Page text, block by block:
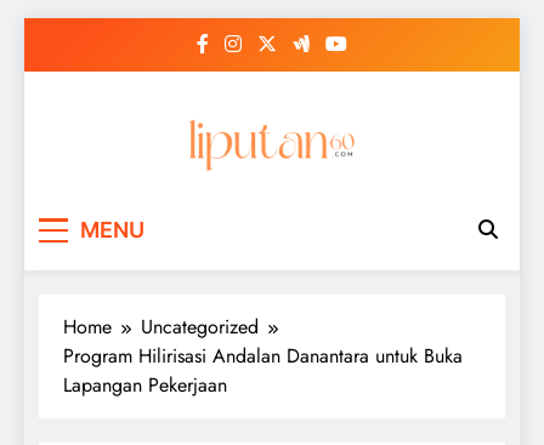
MENU
Home
Uncategorized
Program Hilirisasi Andalan Danantara untuk Buka
Lapangan Pekerjaan